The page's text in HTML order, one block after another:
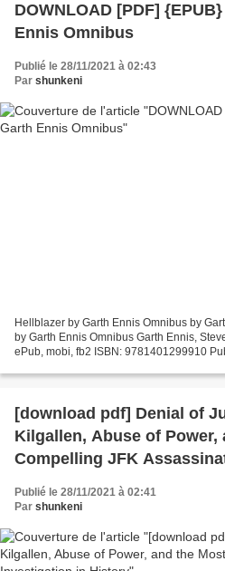
DOWNLOAD [PDF]
Ennis Omnibus
Publié le 28/11/2021 à 02:43
Par shunkeni
Hellblazer by Garth Ennis Omnibus by
by Garth Ennis Omnibus Garth Ennis,
ePub, mobi, fb2 ISBN: 9781401299910
[download pdf] Denial of
Kilgallen, Abuse of Power,
Compelling JFK
History
Publié le 28/11/2021 à 02:41
Par shunkeni